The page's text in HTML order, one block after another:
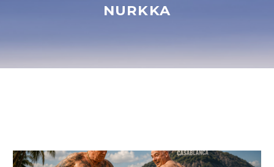
NURKKA